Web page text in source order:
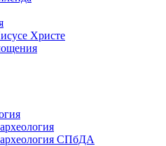
Христе
археология СПбДА